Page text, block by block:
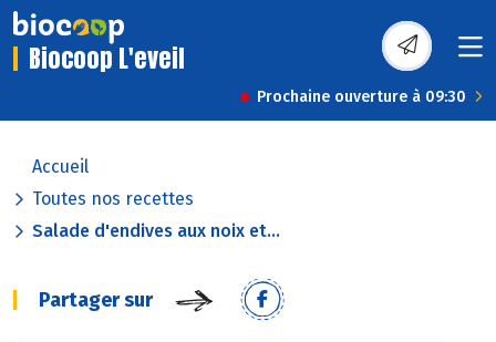
Biocoop L'eveil
Prochaine ouverture à 09:30
Accueil
Toutes nos recettes
Salade d'endives aux noix et...
Partager sur